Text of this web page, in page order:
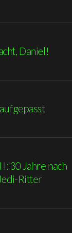
Daniel!
30 Jahre nach
Ritter